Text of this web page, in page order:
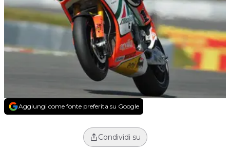
Aggiungi come fonte preferita su Google
Condividi su